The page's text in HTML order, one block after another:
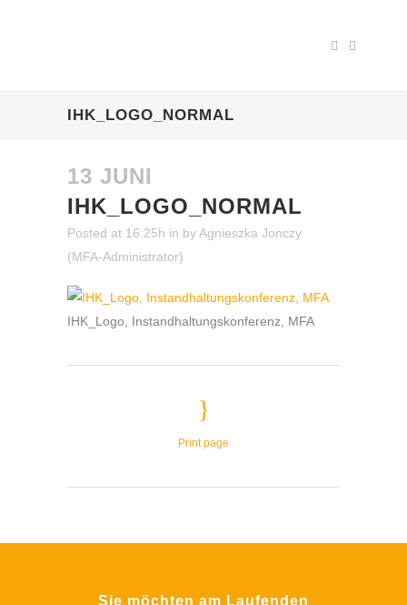
IHK_LOGO_NORMAL
13 JUNI
IHK_LOGO_NORMAL
Posted at 16:25h in byAgnieszka Jonczy
(MFA-Administrator)
IHK_Logo, Instandhaltungskonferenz, MFA
Print page
Sie möchten am Laufenden